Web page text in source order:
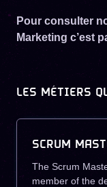
Pour consulter
Marketing c’est
LES MÉTIERS
SCRUM
The Scrum
member of the